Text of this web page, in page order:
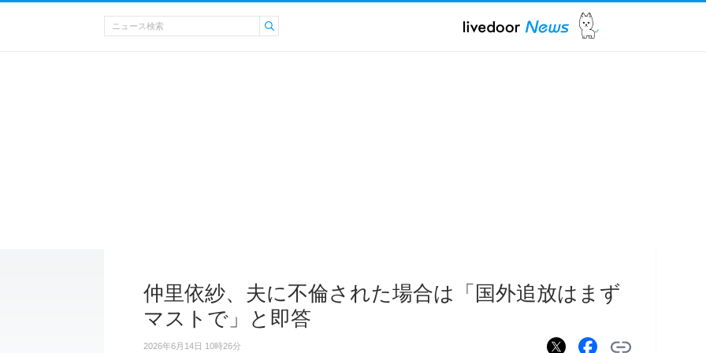
仲里依紗、夫に不倫された場合は「国外追放はまず
マストで」と即答
2026年6月14日 10時26分